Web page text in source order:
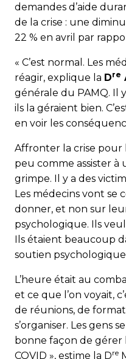
demandes d’aide
de la crise : une
22 % en avril par
« C’est normal. Les
réagir, explique la Dre
générale du PAMQ. Il
ils la géraient bien.
en voir les
Affronter la crise pour
peu comme assister à
grimpe. Il y a des
Les médecins vont se
donner, et non sur
psychologique. Ils
Ils étaient beaucoup
soutien
L’heure était au
et ce que l’on voyait,
de réunions, de
s’organiser. Les gens
bonne façon de gérer
COVID », estime la Dre